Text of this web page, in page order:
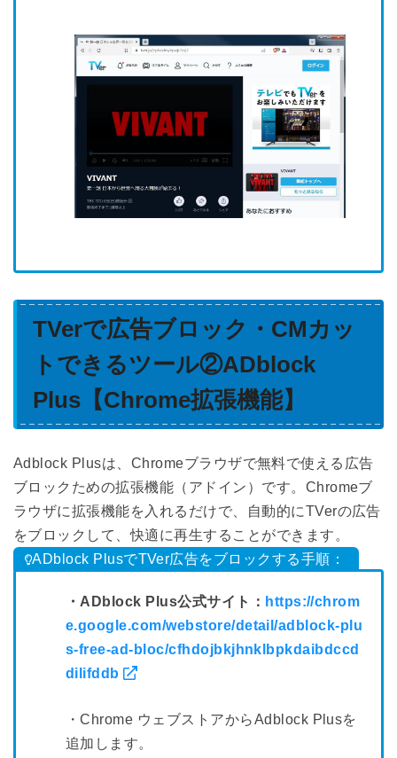
TVerで広告ブロック・CMカッ
トできるツール②ADblock
Plus【Chrome拡張機能】
Adblock Plusは、Chromeブラウザで無料で使える広告
ブロックための拡張機能（アドイン）です。Chromeブ
ラウザに拡張機能を入れるだけで、自動的にTVerの広告
をブロックして、快適に再生することができます。
ADblock PlusでTVer広告をブロックする手順：
・ADblock Plus公式サイト： https://chrom
e.google.com/webstore/detail/adblock-plu
s-free-ad-bloc/cfhdojbkjhnklbpkdaibdccd
dilifddb
・Chrome ウェブストアからAdblock Plusを
追加します。